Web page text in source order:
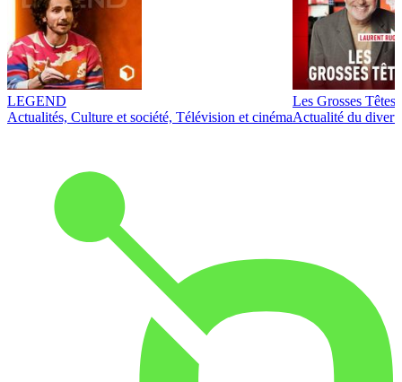
LEGEND
Actualités, Culture et société, Télévision et cinéma
Les Grosses Têtes
Actualité du